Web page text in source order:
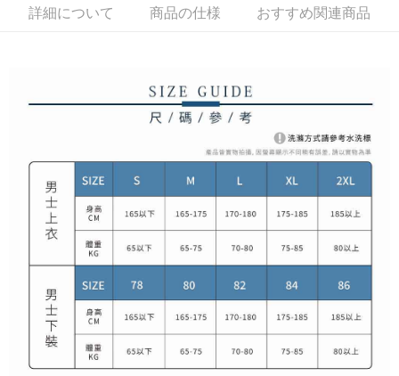
を基準とします。
1. 分割払いの金額は電信請求書に統合されず、「OP Pay Later」は毎月の
締め日後に支払いリマインダーのSMSを送信します。
2. SMSのリンクを通じて請求書を開いた後、「コンビニバーコード／台湾
大直営店舗／銀行振込／街口支払い／iPASS MONEY」などのチャネルで
支払いを選択できます。
【注意事項】
1. 本サービスは「台湾大哥大株式会社」（以下「当社」といいます）によ
って提供され、ユーザーが取引時に本サービスを通じて商品やサービスを
購入できるようにし、店舗が売買／分割払い売買の債権を当社に譲渡した
後、契約に基づいて当社の請求書で帳款を支払うことになります。
2. 「OP Pay Later」を利用する契約関係の目的から、店舗はあなたの個人
情報（名前、電話または住所を含む）を台湾大哥大に提供し、収集、処理
および利用するために、当社があなた本人と分割請求書に必要な情報の確
認、照合および修正を行います。
2.SMSで認証してお支払い手続を進めてください。
3.注文するときのお支払いは不要です。商品はご指定の住所に配送されま
5.商品受け取り時のお支払いは不要です。商品を確かめてから、SMSまた
はアプリの通知に従って、4大コンビニ、またはATM/オンラインバンキン
代金納付期限は最短で 14 日以内ですので、ご注意ください。AFTEE アプ
リをダウンロードして AFTEE 会員になるとお支払い期限を最長 45 日以内
まで延長できます。
お支払期限は、ショップが請求した期日と、AFTEEで延長できる日数をも
とに計算されます。AFTEEで注文すると、商品を受け取るまで支払い期限
を延長できますが、商品を期限内に受け取れない場合があります（例：予
約商品や商品到着日が比較的遅い商品）。そのため、商品到着の有無に関
わらず、AFTEEで指定された期限内にお支払いください。
二、支払い限度額
1.初回 AFTEEを ご利用の際に、認証結果及び当社の審査の結果に基づ
き、限度額が設定されます。
2.決済金額は最低NT$20です。
配送方法
付款後全家取貨
送料無料
付款後萊爾富取貨
送料無料
送料無料
付款後7-11取貨
詳細について 商品の仕様 おすすめ関連商品